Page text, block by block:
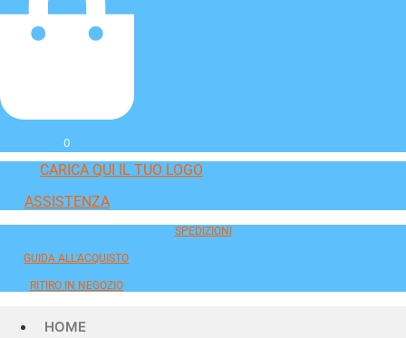
0
CARICA QUI IL TUO LOGO
ASSISTENZA
SPEDIZIONI
GUIDA ALL'ACQUISTO
RITIRO IN NEGOZIO
HOME